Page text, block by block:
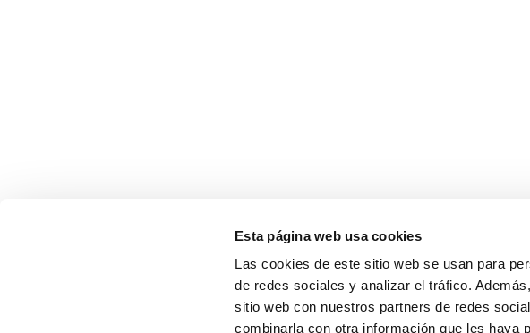
Esta página web usa cookies
Las cookies de este sitio web se usan para
de redes sociales y analizar el tráfico.
sitio web con nuestros partners de redes
combinarla con otra información que les haya